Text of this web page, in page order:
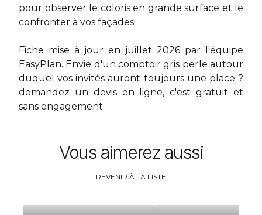
pour observer le coloris en grande surface et le
confronter à vos façades.
Fiche mise à jour en juillet 2026 par l'équipe
EasyPlan. Envie d'un comptoir gris perle autour
duquel vos invités auront toujours une place ?
demandez un devis en ligne, c'est gratuit et
sans engagement.
Vous aimerez aussi
REVENIR À LA LISTE